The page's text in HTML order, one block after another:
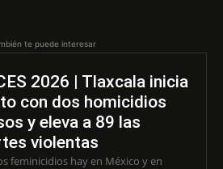
te puede interesar
2026 | Tlaxcala inicia
con dos homicidios
y eleva a 89 las
violentas
feminicidios hay en México y en